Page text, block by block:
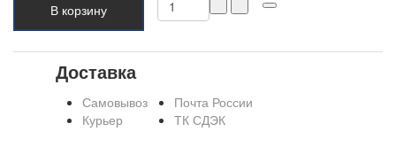
В корзину
Доставка
Самовывоз
Курьер
Почта России
ТК СДЭК